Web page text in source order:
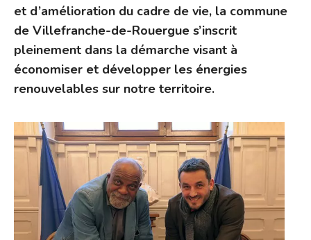
et d’amélioration du cadre de vie, la commune
de Villefranche-de-Rouergue s’inscrit
pleinement dans la démarche visant à
économiser et développer les énergies
renouvelables sur notre territoire.